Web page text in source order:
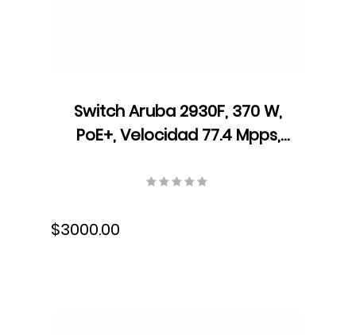
Switch Aruba 2930F, 370 W,
PoE+, Velocidad 77.4 Mpps,
1016 MHz, JL262A
$3000.00